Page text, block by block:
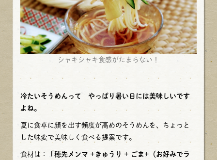
シャキシャキ食感がたまらない！
冷たいそうめんって やっぱり暑い日には美味しいです
よね。
夏に食卓に顔を出す頻度が高めのそうめんを、ちょっと
した味変で美味しく食べる提案です。
食材は：
「穂先メンマ +きゅうり + ごま+（お好みでラ